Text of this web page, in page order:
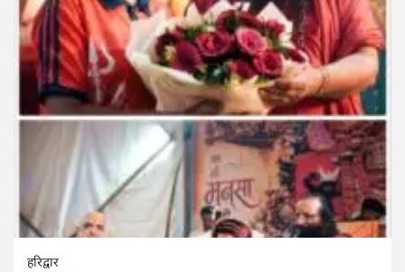
हरिद्वार